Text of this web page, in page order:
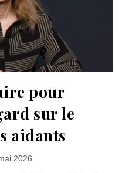
pour
sur le
aidants
2026